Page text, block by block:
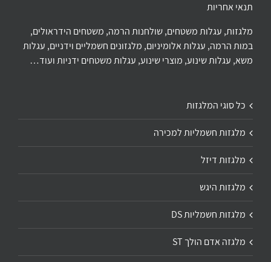
תנאי אחריות
מלגזות, עגלות משטחים, שולחנות הרמה, משטחים הידראולים,
במות הרמה, עגלות אלומיניום, מלגזונים חשמליים וידניים, עגלות
משא, עגלות שינוע, מוצרי שינוע, עגלות משטחים ידניות ועוד…
כל סוגי המלגזות
מלגזות חשמליות למכירה
מלגזות דיזל
מלגזות היגש
מלגזות חשמליות DS
מלגזה אדם הולך ST